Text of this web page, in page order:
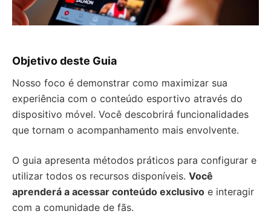
Objetivo deste Guia
Nosso foco é demonstrar como maximizar sua
experiência com o conteúdo esportivo através do
dispositivo móvel. Você descobrirá funcionalidades
que tornam o acompanhamento mais envolvente.
O guia apresenta métodos práticos para configurar e
utilizar todos os recursos disponíveis. Você
aprenderá a acessar conteúdo exclusivo e interagir
com a comunidade de fãs.